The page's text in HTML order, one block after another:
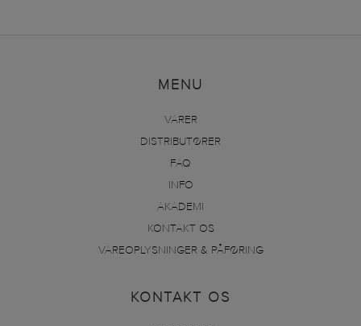
MENU
VARER
DISTRIBUTØRER
FAQ
INFO
AKADEMI
KONTAKT OS
VAREOPLYSNINGER & PÅFØRING
KONTAKT OS